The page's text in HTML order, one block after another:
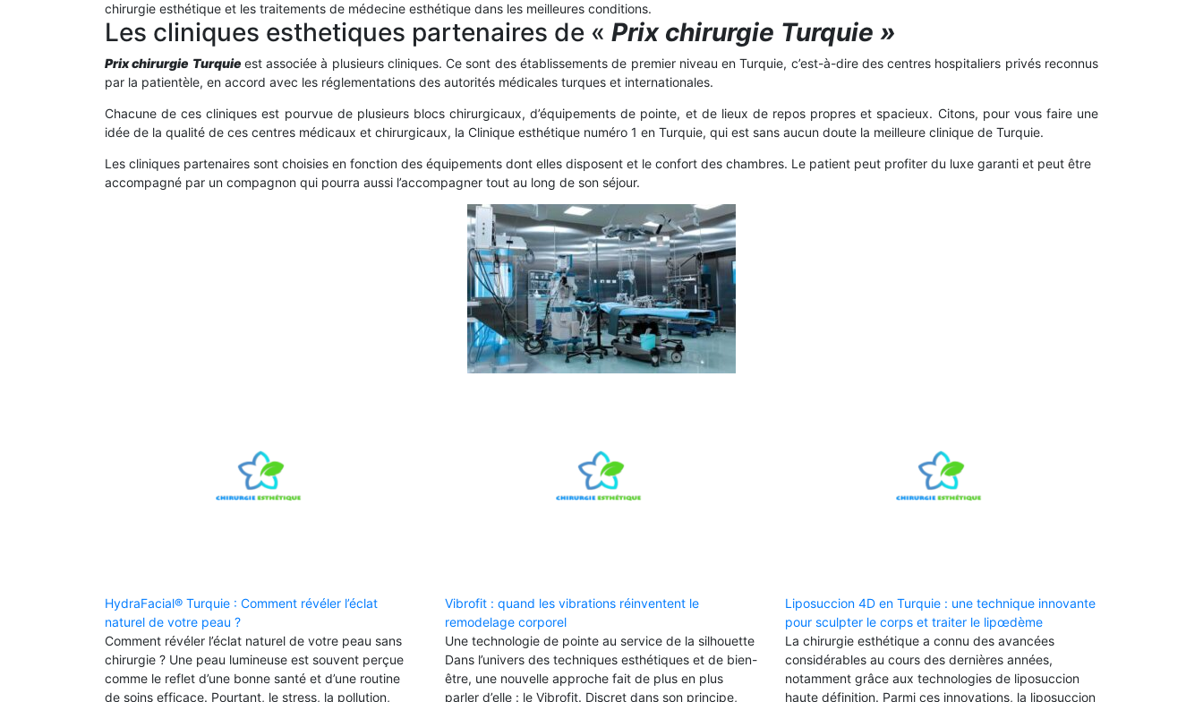
chirurgie esthétique et les traitements de médecine esthétique dans les meilleures conditions.
Les cliniques esthetiques partenaires de « Prix chirurgie Turquie »
Prix chirurgie Turquie est associée à plusieurs cliniques. Ce sont des établissements de premier niveau en Turquie, c’est-à-dire des centres hospitaliers privés reconnus
par la patientèle, en accord avec les réglementations des autorités médicales turques et internationales.
Chacune de ces cliniques est pourvue de plusieurs blocs chirurgicaux, d’équipements de pointe, et de lieux de repos propres et spacieux. Citons, pour vous faire une
idée de la qualité de ces centres médicaux et chirurgicaux, la Clinique esthétique numéro 1 en Turquie, qui est sans aucun doute la meilleure clinique de Turquie.
Les cliniques partenaires sont choisies en fonction des équipements dont elles disposent et le confort des chambres. Le patient peut profiter du luxe garanti et peut être
accompagné par un compagnon qui pourra aussi l’accompagner tout au long de son séjour.
HydraFacial® Turquie : Comment révéler l’éclat
naturel de votre peau ?
Comment révéler l’éclat naturel de votre peau sans
chirurgie ? Une peau lumineuse est souvent perçue
comme le reflet d’une bonne santé et d’une routine
de soins efficace. Pourtant, le stress, la pollution,
Vibrofit : quand les vibrations réinventent le
remodelage corporel
Une technologie de pointe au service de la silhouette
Dans l’univers des techniques esthétiques et de bien-
être, une nouvelle approche fait de plus en plus
parler d’elle : le Vibrofit. Discret dans son principe,
Liposuccion 4D en Turquie : une technique innovante
pour sculpter le corps et traiter le lipœdème
La chirurgie esthétique a connu des avancées
considérables au cours des dernières années,
notamment grâce aux technologies de liposuccion
haute définition. Parmi ces innovations, la liposuccion